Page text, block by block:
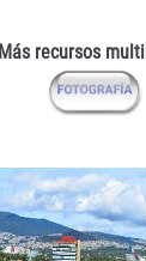
Más recursos